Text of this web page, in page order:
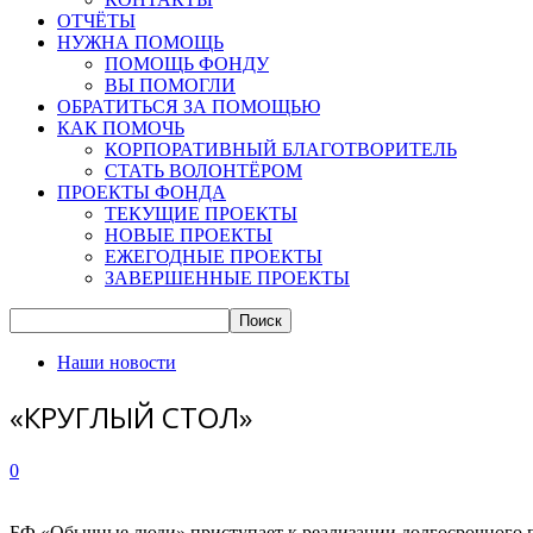
ОТЧЁТЫ
НУЖНА ПОМОЩЬ
ПОМОЩЬ ФОНДУ
ВЫ ПОМОГЛИ
ОБРАТИТЬСЯ ЗА ПОМОЩЬЮ
КАК ПОМОЧЬ
КОРПОРАТИВНЫЙ БЛАГОТВОРИТЕЛЬ
СТАТЬ ВОЛОНТЁРОМ
ПРОЕКТЫ ФОНДА
ТЕКУЩИЕ ПРОЕКТЫ
НОВЫЕ ПРОЕКТЫ
ЕЖЕГОДНЫЕ ПРОЕКТЫ
ЗАВЕРШЕННЫЕ ПРОЕКТЫ
Наши новости
«КРУГЛЫЙ СТОЛ»
0